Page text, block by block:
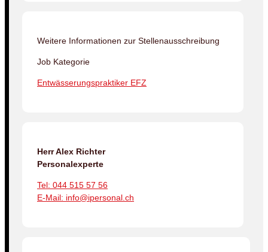
Weitere Informationen zur Stellenausschreibung
Job Kategorie
Entwässerungspraktiker EFZ
Herr Alex Richter
Personalexperte
Tel: 044 515 57 56
E-Mail: info@ipersonal.ch